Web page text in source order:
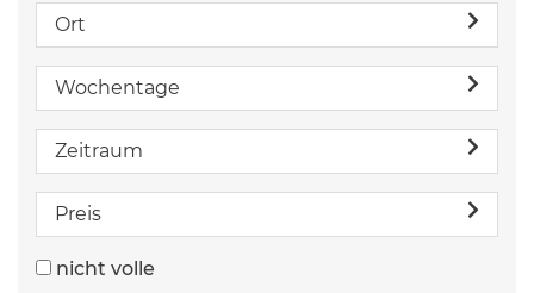
Ort
Wochentage
Zeitraum
Preis
nicht volle